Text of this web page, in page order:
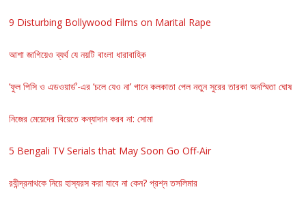
9 Disturbing Bollywood Films on Marital Rape
আশা জাগিয়েও ব্যর্থ যে নয়টি বাংলা ধারাবাহিক
‘ফুল পিসি ও এডওয়ার্ড’-এর ‘চলে যেও না’ গানে কলকাতা পেল নতুন সুরের তারকা অনস্মিতা ঘোষ
নিজের মেয়েদের বিয়েতে কন্যাদান করব না: সোমা
5 Bengali TV Serials that May Soon Go Off-Air
রবীন্দ্রনাথকে নিয়ে হাস্যরস করা যাবে না কেন? প্রশ্ন তসলিমার